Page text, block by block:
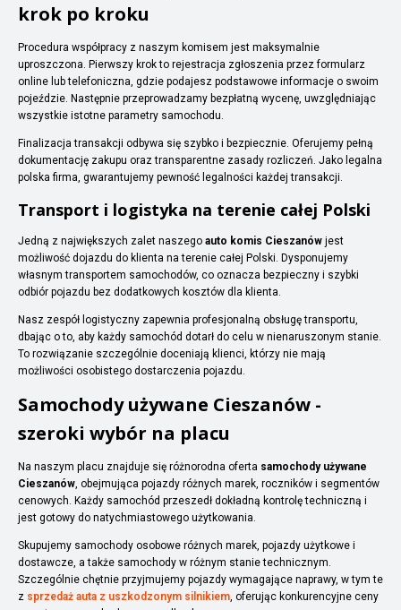
krok po kroku
Procedura współpracy z naszym komisem jest maksymalnie
uproszczona. Pierwszy krok to rejestracja zgłoszenia przez formularz
online lub telefoniczna, gdzie podajesz podstawowe informacje o swoim
pojeździe. Następnie przeprowadzamy bezpłatną wycenę, uwzględniając
wszystkie istotne parametry samochodu.
Finalizacja transakcji odbywa się szybko i bezpiecznie. Oferujemy pełną
dokumentację zakupu oraz transparentne zasady rozliczeń. Jako legalna
polska firma, gwarantujemy pewność legalności każdej transakcji.
Transport i logistyka na terenie całej Polski
Jedną z największych zalet naszego auto komis Cieszanów jest
możliwość dojazdu do klienta na terenie całej Polski. Dysponujemy
własnym transportem samochodów, co oznacza bezpieczny i szybki
odbiór pojazdu bez dodatkowych kosztów dla klienta.
Nasz zespół logistyczny zapewnia profesjonalną obsługę transportu,
dbając o to, aby każdy samochód dotarł do celu w nienaruszonym stanie.
To rozwiązanie szczególnie doceniają klienci, którzy nie mają
możliwości osobistego dostarczenia pojazdu.
Samochody używane Cieszanów -
szeroki wybór na placu
Na naszym placu znajduje się różnorodna oferta samochody używane
Cieszanów, obejmująca pojazdy różnych marek, roczników i segmentów
cenowych. Każdy samochód przeszedł dokładną kontrolę techniczną i
jest gotowy do natychmiastowego użytkowania.
Skupujemy samochody osobowe różnych marek, pojazdy użytkowe i
dostawcze, a także samochody w różnym stanie technicznym.
Szczególnie chętnie przyjmujemy pojazdy wymagające naprawy, w tym te
z sprzedaż auta z uszkodzonym silnikiem, oferując konkurencyjne ceny